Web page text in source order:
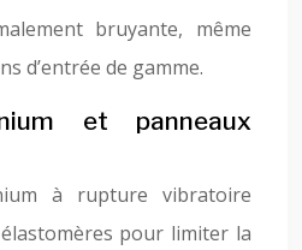
bruyante, même
d’entrée de gamme.
et panneaux
à rupture vibratoire
pour limiter la